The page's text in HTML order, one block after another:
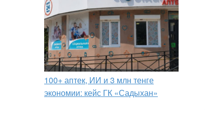
100+ аптек, ИИ и 3 млн тенге
экономии: кейс ГК «Садыхан»